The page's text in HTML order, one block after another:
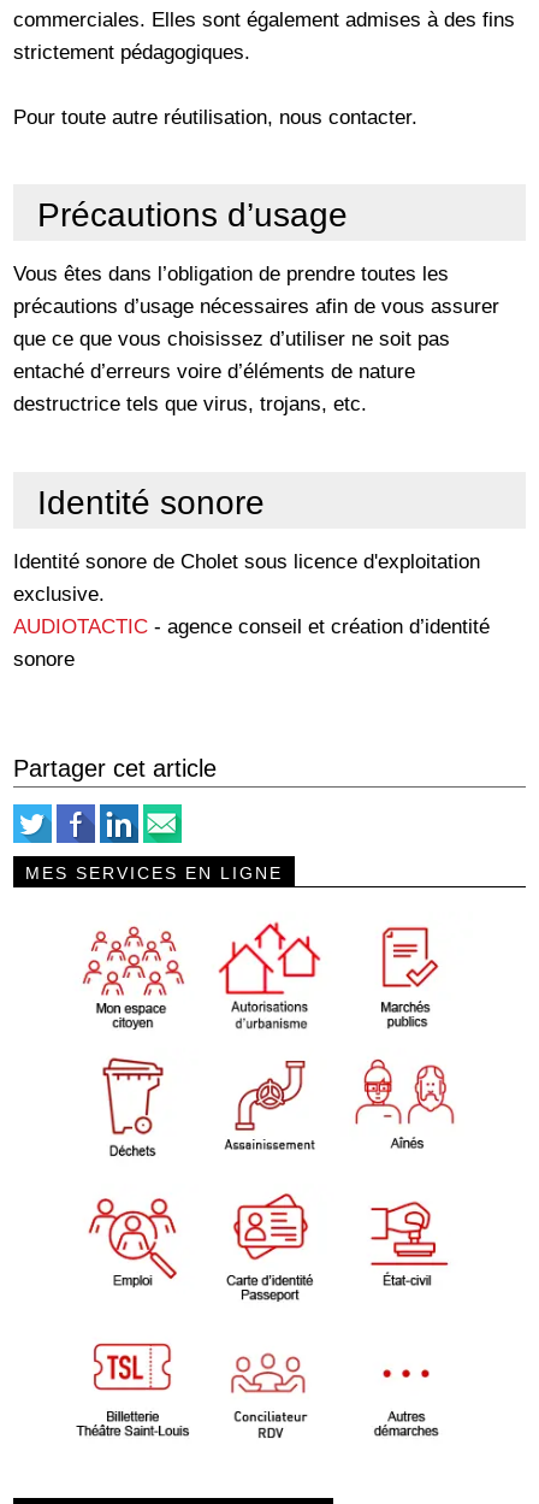
commerciales. Elles sont également admises à des fins
strictement pédagogiques.
Pour toute autre réutilisation, nous contacter.
Précautions d’usage
Vous êtes dans l’obligation de prendre toutes les
précautions d’usage nécessaires afin de vous assurer
que ce que vous choisissez d’utiliser ne soit pas
entaché d’erreurs voire d’éléments de nature
destructrice tels que virus, trojans, etc.
Identité sonore
Identité sonore de Cholet sous licence d'exploitation
exclusive.
AUDIOTACTIC - agence conseil et création d’identité
sonore
Partager cet article
MES SERVICES EN LIGNE